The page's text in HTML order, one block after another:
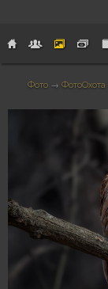
Фото → ФотоОхота